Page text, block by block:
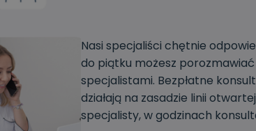
Nasi specjaliści chętnie
do piątku możesz
specjalistami. Bezpłatne
działają na zasadzie linii
specjalisty, w godzinach